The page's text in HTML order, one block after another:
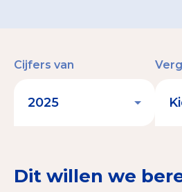
Dit willen we
Cijfers van